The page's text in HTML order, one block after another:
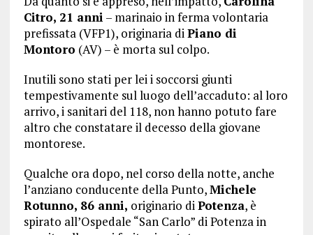
Citro, 21 anni – marinaio in ferma volontaria
prefissata (VFP1), originaria diPiano di
Montoro (AV) – è morta sul colpo.
Inutili sono stati per lei i soccorsi giunti
tempestivamente sul luogo dell’accaduto: al loro
arrivo, i sanitari del 118, non hanno potuto fare
altro che constatare il decesso della giovane
montorese.
Qualche ora dopo, nel corso della notte, anche
l’anziano conducente della Punto,Michele
Rotunno, 86 anni, originario diPotenza, è
spirato all’Ospedale “San Carlo” di Potenza in